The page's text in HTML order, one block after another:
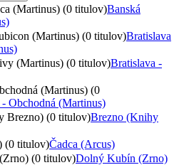
(Martinus) (0 titulov)Banská
(Martinus) (0 titulov)Bratislava
(Martinus) (0 titulov)Bratislava -
(Martinus) (0
Obchodná (Martinus)
Brezno) (0 titulov)Brezno (Knihy
(0 titulov)Čadca (Arcus)
(0 titulov)Dolný Kubín (Zrno)